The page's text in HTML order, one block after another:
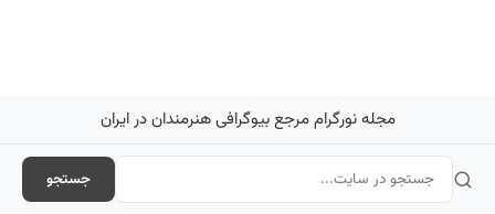
مجله نورگرام مرجع بیوگرافی هنرمندان در ایران
جستجو